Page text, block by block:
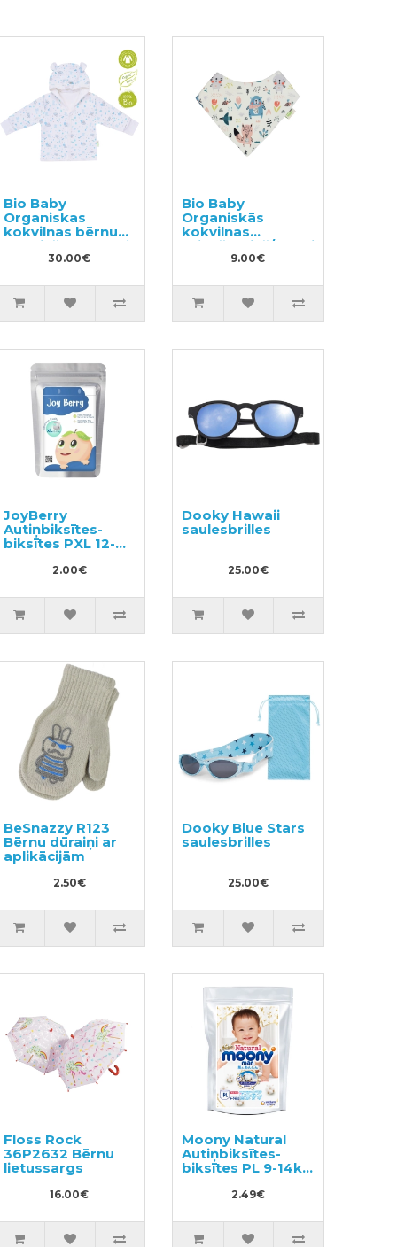
Bio Baby
Organiskas
kokvilnas bērnu
krekliņš ar kapuci
30.00€
Bio Baby
Organiskās
kokvilnas
priekšautiņš/lakatiņš
9.00€
JoyBerry
Autiņbiksītes-
biksītes PXL 12-
2.00€
Dooky Hawaii
saulesbrilles
25.00€
BeSnazzy R123
Bērnu dūraiņi ar
aplikācijām
2.50€
Dooky Blue Stars
saulesbrilles
25.00€
Floss Rock
36P2632 Bērnu
lietussargs
16.00€
Moony Natural
Autiņbiksītes-
biksītes PL 9-14kg
2.49€